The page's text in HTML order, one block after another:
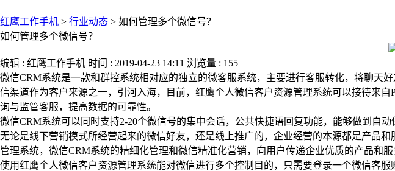
红鹰工作手机 > 行业动态 > 如何管理多个微信号？
如何管理多个微信号？
编辑 : 红鹰工作手机 时间 : 2019-04-23 14:11 浏览量 : 155
微信CRM系统是一款和群控系统相对应的独立的微客服系统，主要进行客服转化，将聊天
信渠道作为客户来源之一，引河入海，目前，红鹰个人微信客户资源管理系统可以接待来
询与监管客服，提高数据的可靠性。
微信CRM系统可以同时支持2-20个微信号的集中会话，公共快捷语回复功能，能够做到自
无论是线下营销模式所经营起来的微信好友，还是线上推广的，企业经营的本源都是产品
管理系统，微信CRM系统的精细化管理和微信精准化营销，向用户传递企业优质的产品和
使用红鹰个人微信客户资源管理系统能对微信进行多个控制目的，只需要登录一个微信客